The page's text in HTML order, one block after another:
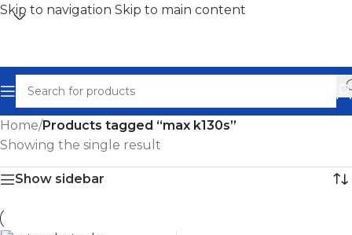
Skip to navigation Skip to main content
Home/Products tagged “max k130s”
Showing the single result
Show sidebar